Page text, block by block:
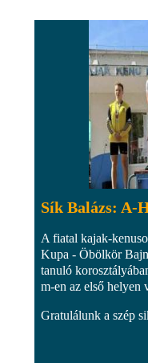
Sík Balázs: A-
A fiatal kajak-
Kupa - Öbölkör
tanuló
m-en az első helyen
Gratulálunk a szép